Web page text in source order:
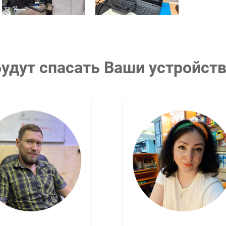
спасать Ваши